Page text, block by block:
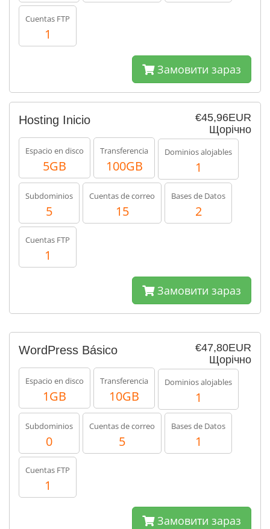
Cuentas FTP
1
Замовити зараз
€45,96EUR
Щорічно
Hosting Inicio
Espacio en disco
5GB
Transferencia
100GB
Dominios alojables
1
Subdominios
5
Cuentas de correo
15
Bases de Datos
2
Cuentas FTP
1
Замовити зараз
€47,80EUR
Щорічно
WordPress Básico
Espacio en disco
1GB
Transferencia
10GB
Dominios alojables
1
Subdominios
0
Cuentas de correo
5
Bases de Datos
1
Cuentas FTP
1
Замовити зараз